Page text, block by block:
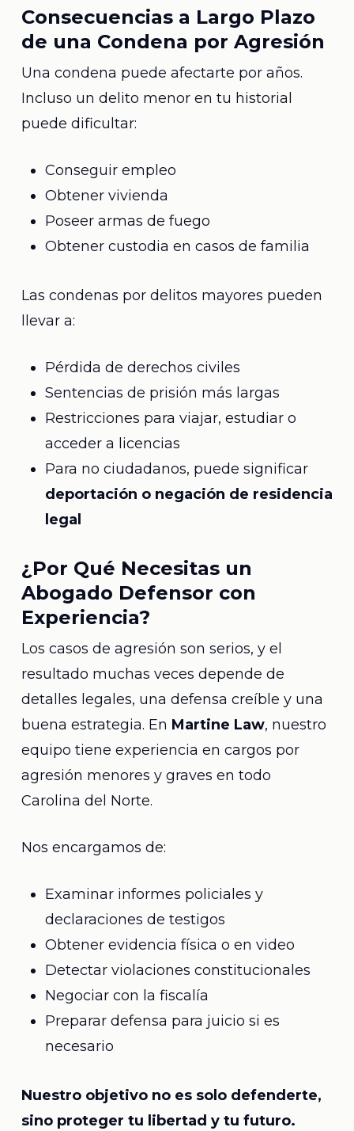
Consecuencias a Largo Plazo
de una Condena por Agresión
Una condena puede afectarte por años.
Incluso un delito menor en tu historial
puede dificultar:
Conseguir empleo
Obtener vivienda
Poseer armas de fuego
Obtener custodia en casos de familia
Las condenas por delitos mayores pueden
llevar a:
Pérdida de derechos civiles
Sentencias de prisión más largas
Restricciones para viajar, estudiar o
acceder a licencias
Para no ciudadanos, puede significar
deportación o negación de residencia
legal
¿Por Qué Necesitas un
Abogado Defensor con
Experiencia?
Los casos de agresión son serios, y el
resultado muchas veces depende de
detalles legales, una defensa creíble y una
buena estrategia. En Martine Law, nuestro
equipo tiene experiencia en cargos por
agresión menores y graves en todo
Carolina del Norte.
Nos encargamos de:
Examinar informes policiales y
declaraciones de testigos
Obtener evidencia física o en video
Detectar violaciones constitucionales
Negociar con la fiscalía
Preparar defensa para juicio si es
necesario
Nuestro objetivo no es solo defenderte,
sino proteger tu libertad y tu futuro.